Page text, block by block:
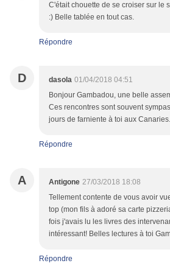
C'était chouette de se croiser sur le
:) Belle tablée en tout cas.
Répondre
D dasola 01/04/2018 04:51
Bonjour Gambadou, une belle
Ces rencontres sont souvent
jours de farniente à toi aux Canaries.
Répondre
A Antigone 27/03/2018 18:08
Tellement contente de vous avoir
top (mon fils à adoré sa carte
fois j'avais lu les livres des
intéressant! Belles lectures à toi
Répondre